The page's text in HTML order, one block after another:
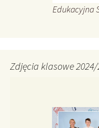
Edukacyjna
Zdjęcia klasowe 2024/